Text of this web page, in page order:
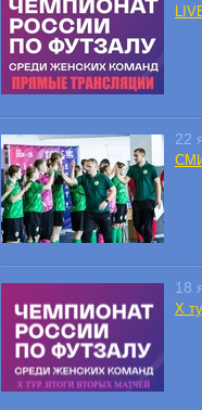
22
18
X